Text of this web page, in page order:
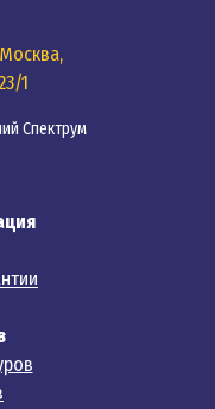
1
Спектрум